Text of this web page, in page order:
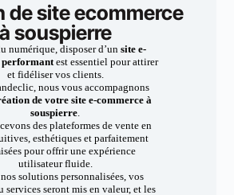
de site ecommerce
à souspierre
numérique, disposer d’un site e-
performantest essentiel pour attirer
et fidéliser vos clients.
nous vous accompagnons
de votre site e-commerce à
souspierre.
des plateformes de vente en
esthétiques et parfaitement
pour offrir une expérience
utilisateur fluide.
nos solutions personnalisées, vos
services seront mis en valeur, et les